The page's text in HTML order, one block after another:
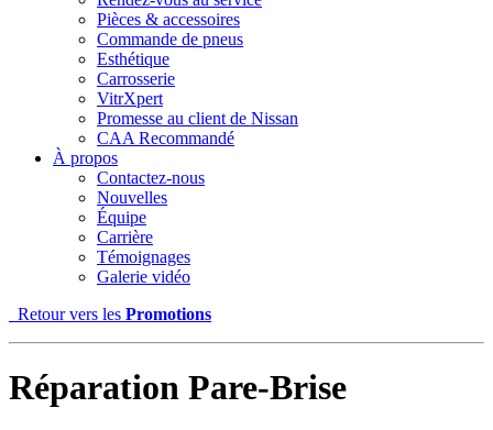
Pièces & accessoires
Commande de pneus
Esthétique
Carrosserie
VitrXpert
Promesse au client de Nissan
CAA Recommandé
À propos
Contactez-nous
Nouvelles
Équipe
Carrière
Témoignages
Galerie vidéo
Retour vers les Promotions
Réparation Pare-Brise